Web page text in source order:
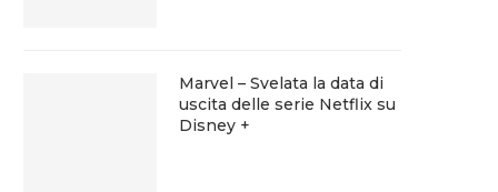
Marvel – Svelata la data di
uscita delle serie Netflix su
Disney +